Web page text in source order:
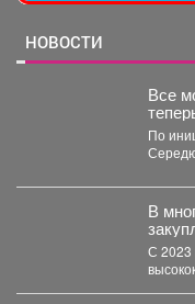
НОВОСТИ
Все
По
В
млн
С 2023